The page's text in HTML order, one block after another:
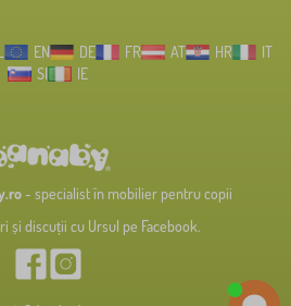
EN DE FR AT HR
IT
SI
IE
- specialist în mobilier pentru copii
și discuții cu Ursul pe Facebook.